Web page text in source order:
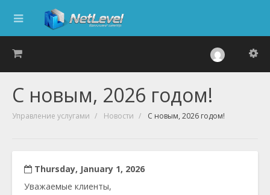
С новым, 2026 годом!
Управление услугами Новости С новым, 2026 годом!
Thursday, January 1, 2026
Уважаемые клиенты,